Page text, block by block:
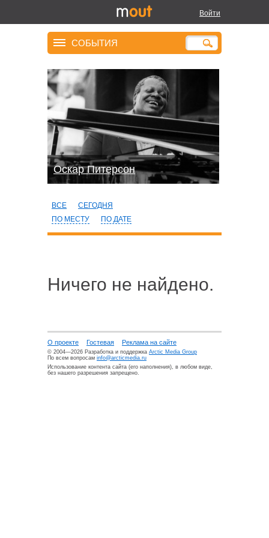
Войти
СОБЫТИЯ
Оскар Питерсон
ВСЕ
СЕГОДНЯ
ПО МЕСТУ
ПО ДАТЕ
Ничего не найдено.
О проекте Гостевая Реклама на сайте
© 2004—2026 Разработка и поддержка Arctic Media Group
По всем вопросам info@arcticmedia.ru
Использование контента сайта (его наполнения), в любом виде,
без нашего разрешения запрещено.